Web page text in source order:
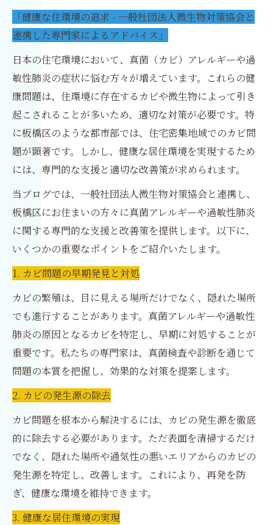
「健康な住環境の追求 - 一般社団法人微生物対策協会と
連携した専門家によるアドバイス」
日本の住宅環境において、真菌（カビ）アレルギーや過
敏性肺炎の症状に悩む方々が増えています。これらの健
康問題は、住環境に存在するカビや微生物によって引き
起こされることが多いため、適切な対策が必要です。特
に板橋区のような都市部では、住宅密集地域でのカビ問
題が顕著です。しかし、健康な居住環境を実現するため
には、専門的な支援と適切な改善策が求められます。
当ブログでは、一般社団法人微生物対策協会と連携し、
板橋区にお住まいの方々に真菌アレルギーや過敏性肺炎
に関する専門的な支援と改善策を提供します。以下に、
いくつかの重要なポイントをご紹介いたします。
1. カビ問題の早期発見と対処
カビの繁殖は、目に見える場所だけでなく、隠れた場所
でも進行することがあります。真菌アレルギーや過敏性
肺炎の原因となるカビを特定し、早期に対処することが
重要です。私たちの専門家は、真菌検査や診断を通じて
問題の本質を把握し、効果的な対策を提案します。
2. カビの発生源の除去
カビ問題を根本から解決するには、カビの発生源を徹底
的に除去する必要があります。ただ表面を清掃するだけ
でなく、隠れた場所や通気性の悪いエリアからのカビの
発生源を特定し、改善します。これにより、再発を防
ぎ、健康な環境を維持できます。
3. 健康な居住環境の実現